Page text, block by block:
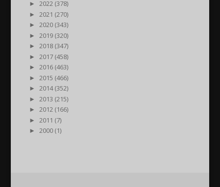
►
2022 (378)
►
2021 (270)
►
2020 (343)
►
2019 (320)
►
2018 (347)
►
2017 (458)
►
2016 (463)
►
2015 (466)
►
2014 (352)
►
2013 (215)
►
2012 (166)
►
2011 (7)
►
2000 (1)